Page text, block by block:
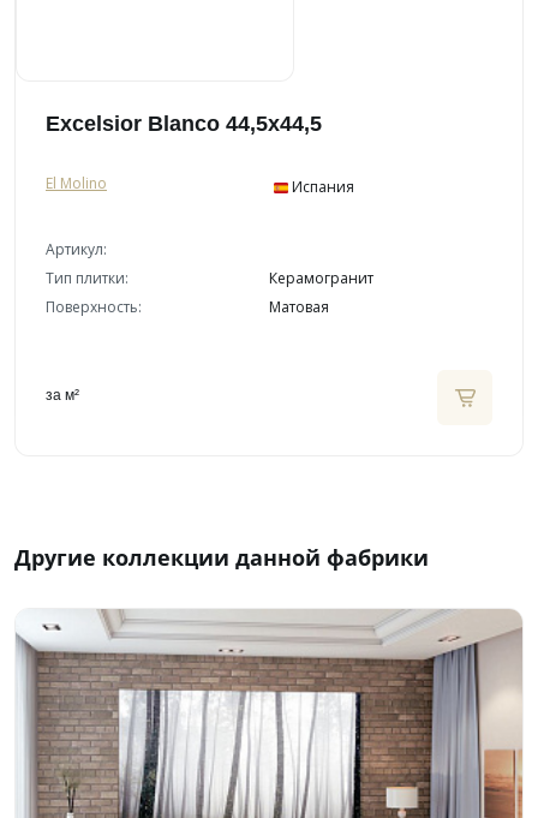
Excelsior Blanco 44,5x44,5
El Molino Испания
Артикул:
Тип плитки:
Керамогранит
Поверхность:
Матовая
за м²
Другие коллекции данной фабрики